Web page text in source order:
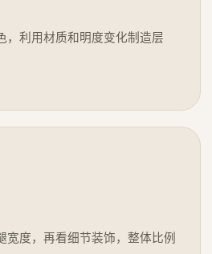
，利用材质和明度变化制造层
宽度，再看细节装饰，整体比例